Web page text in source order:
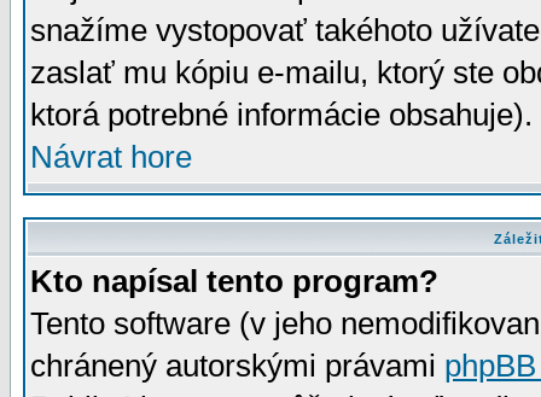
snažíme vystopovať takéhoto
zaslať mu kópiu e-mailu, ktorý ste
ktorá potrebné informácie
Návrat hore
Kto napísal tento program?
Tento software (v jeho
chránený autorskými právami